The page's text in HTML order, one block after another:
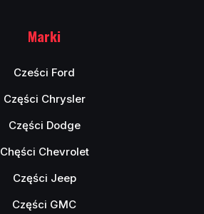
Marki
Cześci Ford
Części Chrysler
Części Dodge
Chęści Chevrolet
Części Jeep
Części GMC